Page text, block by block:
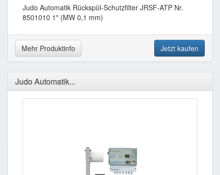
Judo Automatik Rückspül-Schutzfilter JRSF-ATP Nr.
8501010 1" (MW 0,1 mm)
Mehr Produktinfo Jetzt kaufen
Judo Automatik...